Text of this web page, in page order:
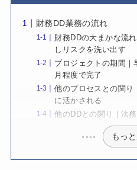
財務DD業務の流れ
財務DDの大まかな流
しリスクを洗い出す
プロジェクトの期間｜
月程度で完了
他のプロセスとの関り
に活かされる
他のDDとの関り｜法
もっ